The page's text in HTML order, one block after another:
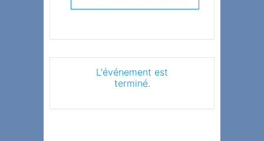
L'événement est
terminé.